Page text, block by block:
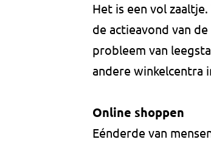
Het is een vol
de actieavond van
probleem van
andere winkelcentra
Online shoppen
Eénderde van